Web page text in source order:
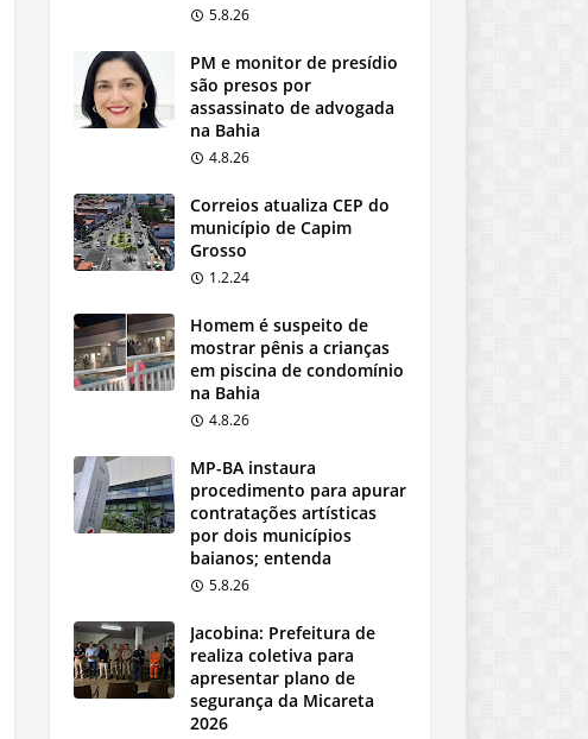
5.8.26
PM e monitor de presídio
são presos por
assassinato de advogada
na Bahia
4.8.26
Correios atualiza CEP do
município de Capim
Grosso
1.2.24
Homem é suspeito de
mostrar pênis a crianças
em piscina de condomínio
na Bahia
4.8.26
MP-BA instaura
procedimento para apurar
contratações artísticas
por dois municípios
baianos; entenda
5.8.26
Jacobina: Prefeitura de
realiza coletiva para
apresentar plano de
segurança da Micareta
2026